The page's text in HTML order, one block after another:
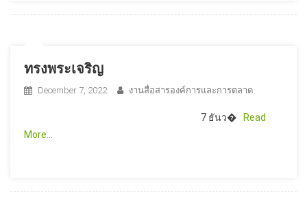
ทรงพระเจริญ
December 7, 2022 งานสื่อสารองค์การและการตลาด
7 ธันว�
Read
More…